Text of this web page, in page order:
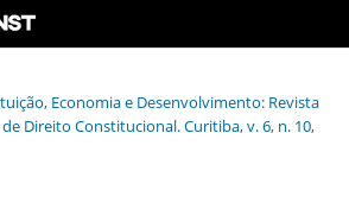
Economia e Desenvolvimento: Revista
Direito Constitucional. Curitiba, v. 6, n. 10,